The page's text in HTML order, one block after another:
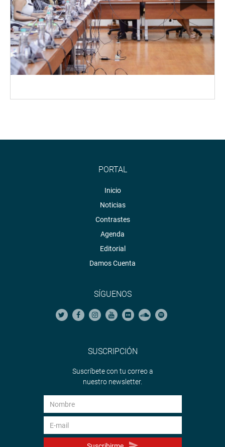
PORTAL
Inicio
Noticias
Contrastes
Agenda
Editorial
Damos Cuenta
SÍGUENOS
SUSCRIPCIÓN
Suscríbete con tu correo a
nuestro newsletter.